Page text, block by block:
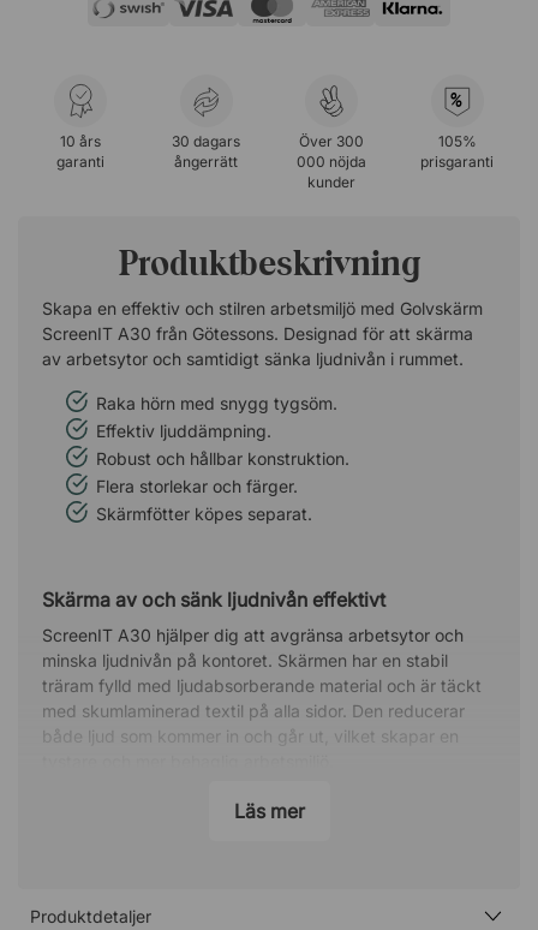
10 års
garanti
30 dagars
ångerrätt
Över 300
000 nöjda
kunder
%
105%
prisgaranti
Produktbeskrivning
Skapa en effektiv och stilren arbetsmiljö med Golvskärm
ScreenIT A30 från Götessons. Designad för att skärma
av arbetsytor och samtidigt sänka ljudnivån i rummet.
Raka hörn med snygg tygsöm.
Effektiv ljuddämpning.
Robust och hållbar konstruktion.
Flera storlekar och färger.
Skärmfötter köpes separat.
Skärma av och sänk ljudnivån effektivt
ScreenIT A30 hjälper dig att avgränsa arbetsytor och
minska ljudnivån på kontoret. Skärmen har en stabil
träram fylld med ljudabsorberande material och är täckt
med skumlaminerad textil på alla sidor. Den reducerar
både ljud som kommer in och går ut, vilket skapar en
Klädd i tyget Event Screen+ från Gabriel (100 %
Läs mer
Produktdetaljer